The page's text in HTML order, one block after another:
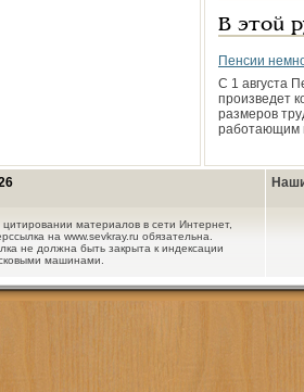
В этой
Пенсии
С 1 августа
произведет
размеров
работающим
материалов в сети Интернет,
на www.sevkray.ru обязательна.
не должна быть закрыта к индексации
машинами.